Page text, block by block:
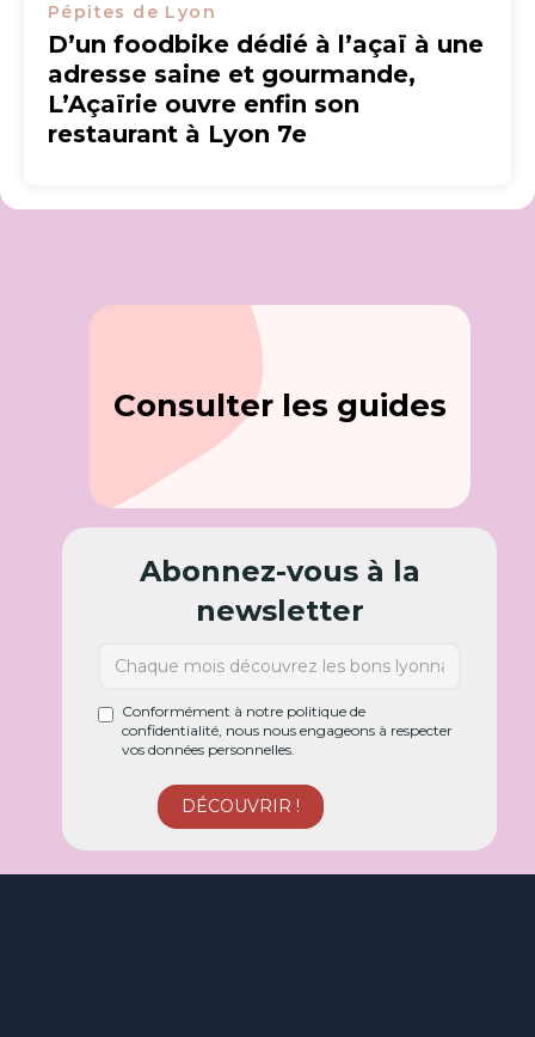
Pépites de Lyon
D’un foodbike dédié à l’açaï à une
adresse saine et gourmande,
L’Açaïrie ouvre enfin son
restaurant à Lyon 7e
Consulter les guides
Abonnez-vous à la
newsletter
Conformément à notre politique de
confidentialité, nous nous engageons à respecter
vos données personnelles.